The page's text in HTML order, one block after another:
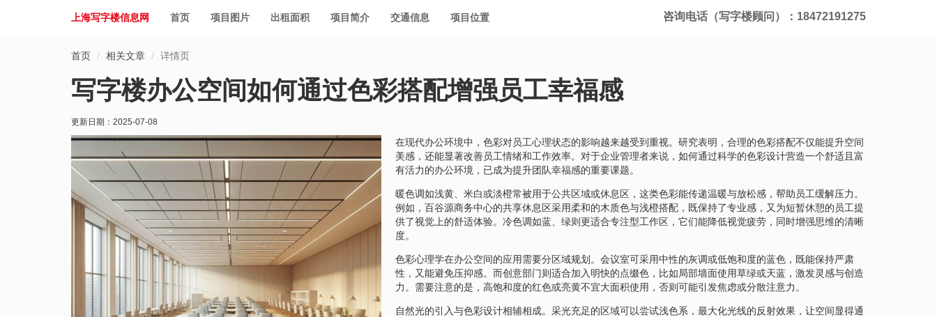
上海写字楼信息网 首页 项目图片 出租面积 项目简介 交通信息 项目位置 咨询电话（写字楼顾问）：18472191275
首页 相关文章 详情页
写字楼办公空间如何通过色彩搭配增强员工幸福感
更新日期： 2025-07-08
在现代办公环境中，色彩对员工心理状态的影响越来越受到重视。研究表明，合理的色彩搭配不仅能提升空间
美感，还能显著改善员工情绪和工作效率。对于企业管理者来说，如何通过科学的色彩设计营造一个舒适且富
有活力的办公环境，已成为提升团队幸福感的重要课题。
暖色调如浅黄、米白或淡橙常被用于公共区域或休息区，这类色彩能传递温暖与放松感，帮助员工缓解压力。
例如，百谷源商务中心的共享休息区采用柔和的木质色与浅橙搭配，既保持了专业感，又为短暂休憩的员工提
供了视觉上的舒适体验。冷色调如蓝、绿则更适合专注型工作区，它们能降低视觉疲劳，同时增强思维的清晰
度。
色彩心理学在办公空间的应用需要分区域规划。会议室可采用中性的灰调或低饱和度的蓝色，既能保持严肃
性，又能避免压抑感。而创意部门则适合加入明快的点缀色，比如局部墙面使用草绿或天蓝，激发灵感与创造
力。需要注意的是，高饱和度的红色或亮黄不宜大面积使用，否则可能引发焦虑或分散注意力。
自然光的引入与色彩设计相辅相成。采光充足的区域可以尝试浅色系，最大化光线的反射效果，让空间显得通